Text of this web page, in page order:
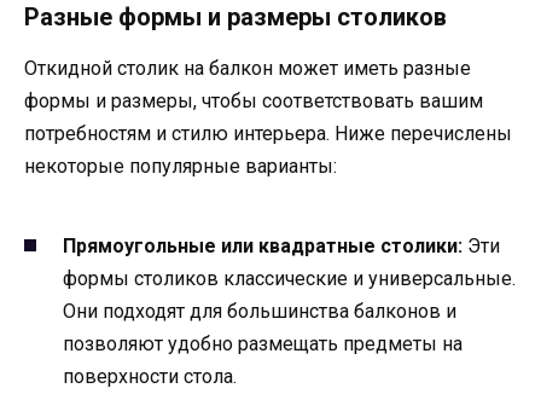
Разные формы и размеры столиков
Откидной столик на балкон может иметь разные
формы и размеры, чтобы соответствовать вашим
потребностям и стилю интерьера. Ниже перечислены
некоторые популярные варианты:
Прямоугольные или квадратные столики: Эти
формы столиков классические и универсальные.
Они подходят для большинства балконов и
позволяют удобно размещать предметы на
поверхности стола.